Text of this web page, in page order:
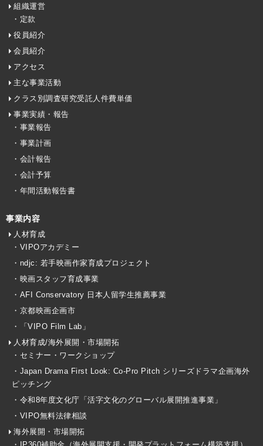
組織運営
・定款
役員紹介
会員紹介
アクセス
主な事業活動
クラス別調査研究受託人件費単価
事業実績・報告
・事業報告
・事業計画
・会計報告
・会計予算
・年間活動報告書
事業内容
人材育成
・VIPOアカデミー
・ndjc: 若手映画作家育成プロジェクト
・映画スタッフ育成事業
・AFI Conservatory 日本人留学生推薦事業
・京都映画企画市
・「VIPO Film Lab」
人材育成/海外展開・市場開拓
・セミナー・ワークショップ
・Japan Drama First Look: Co-Pro Pitch シリーズドラマ企画海外
ピッチング
・令和8年度文化庁「活字文化のグローバル展開推進事業」
・VIPO無料法律相談
海外展開・市場開拓